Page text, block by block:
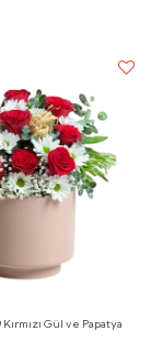
Kırmızı Gül ve Papatya